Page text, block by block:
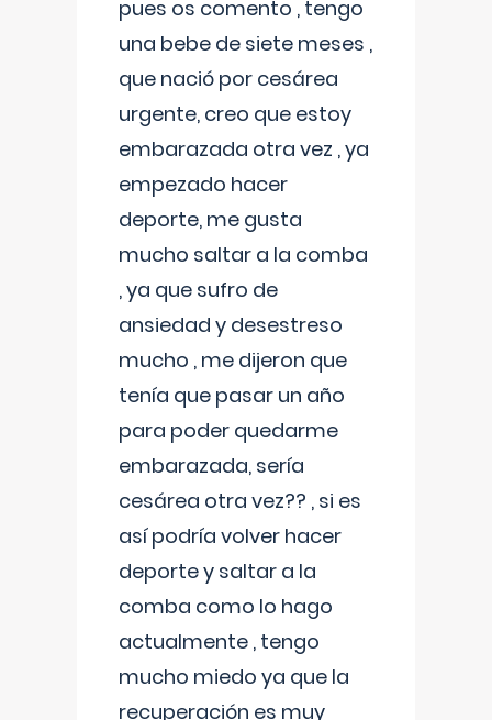
pues os comento , tengo
una bebe de siete meses ,
que nació por cesárea
urgente, creo que estoy
embarazada otra vez , ya
empezado hacer
deporte, me gusta
mucho saltar a la comba
, ya que sufro de
ansiedad y desestreso
mucho , me dijeron que
tenía que pasar un año
para poder quedarme
embarazada, sería
cesárea otra vez?? , si es
así podría volver hacer
deporte y saltar a la
comba como lo hago
actualmente , tengo
mucho miedo ya que la
recuperación es muy